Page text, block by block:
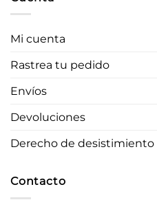
Mi cuenta
Rastrea tu pedido
Envíos
Devoluciones
Derecho de desistimiento
Contacto